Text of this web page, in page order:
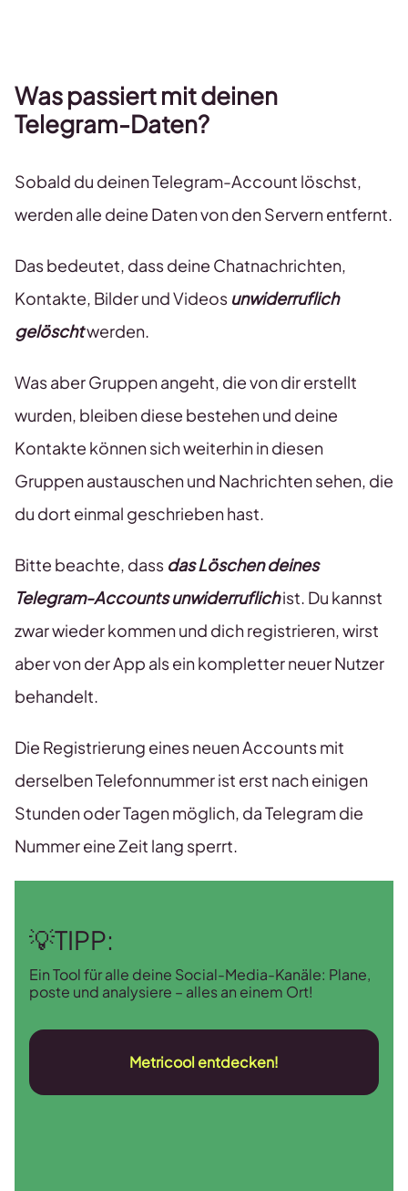
Was passiert mit deinen
Telegram-Daten?
Sobald du deinen Telegram-Account löschst,
werden alle deine Daten von den Servern entfernt.
Das bedeutet, dass deine Chatnachrichten,
Kontakte, Bilder und Videos unwiderruflich
gelöschtwerden.
Was aber Gruppen angeht, die von dir erstellt
wurden, bleiben diese bestehen und deine
Kontakte können sich weiterhin in diesen
Gruppen austauschen und Nachrichten sehen, die
du dort einmal geschrieben hast.
Bitte beachte, dass das Löschen deines
Telegram-Accounts unwiderruflichist. Du kannst
zwar wieder kommen und dich registrieren, wirst
aber von der App als ein kompletter neuer Nutzer
behandelt.
Die Registrierung eines neuen Accounts mit
derselben Telefonnummer ist erst nach einigen
Stunden oder Tagen möglich, da Telegram die
Nummer eine Zeit lang sperrt.
💡TIPP:
Ein Tool für alle deine Social-Media-Kanäle: Plane,
poste und analysiere – alles an einem Ort!
Metricool entdecken!